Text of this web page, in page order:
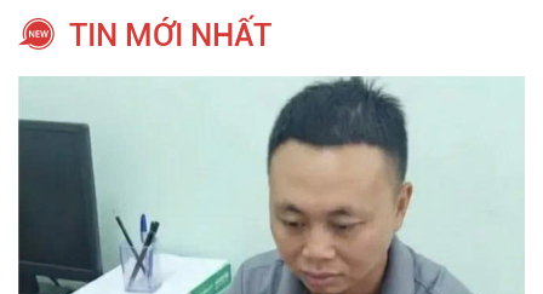
TIN MỚI NHẤT